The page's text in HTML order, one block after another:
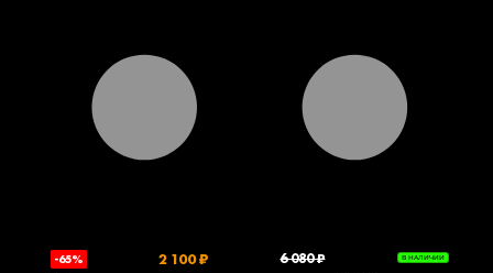
-65% 2 100 ₽ 6 080 ₽ В НАЛИЧИИ